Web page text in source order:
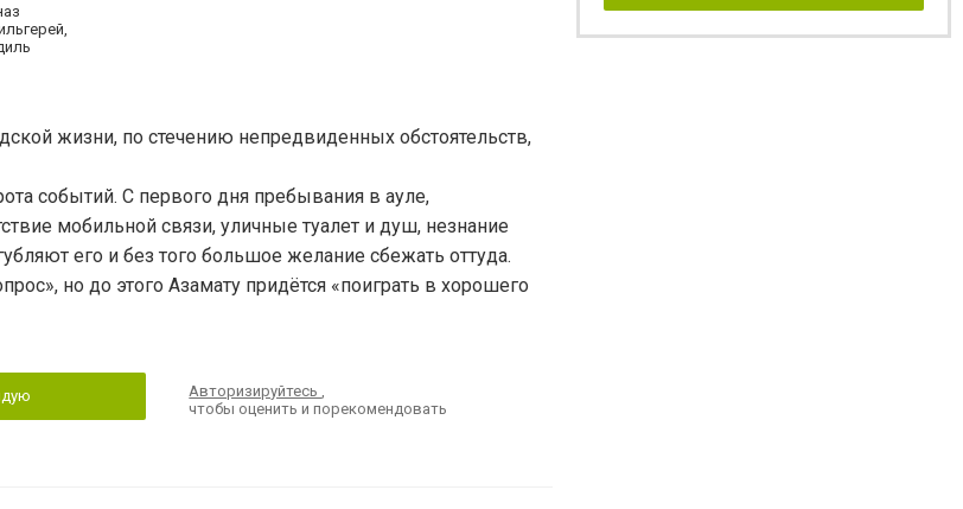
жизни, по стечению непредвиденных обстоятельств,
событий. С первого дня пребывания в ауле,
мобильной связи, уличные туалет и душ, незнание
его и без того большое желание сбежать оттуда.
но до этого Азамату придётся «поиграть в хорошего
Авторизируйтесь
чтобы оценить и порекомендовать